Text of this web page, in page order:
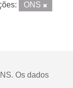
ONS
Os dados